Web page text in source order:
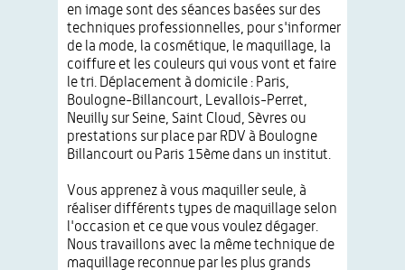
en image sont des séances basées sur des
techniques professionnelles, pour s'informer
de la mode, la cosmétique, le maquillage, la
coiffure et les couleurs qui vous vont et faire
le tri. Déplacement à domicile : Paris,
Boulogne-Billancourt, Levallois-Perret,
Neuilly sur Seine, Saint Cloud, Sèvres ou
prestations sur place par RDV à Boulogne
Billancourt ou Paris 15ème dans un institut.
Vous apprenez à vous maquiller seule, à
réaliser différents types de maquillage selon
l'occasion et ce que vous voulez dégager.
Nous travaillons avec la même technique de
maquillage reconnue par les plus grands